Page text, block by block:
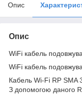
Опис
Опис
WiFi кабель
WiFi кабель
Кабель Wi-Fi RP SMA
З допомогою даного